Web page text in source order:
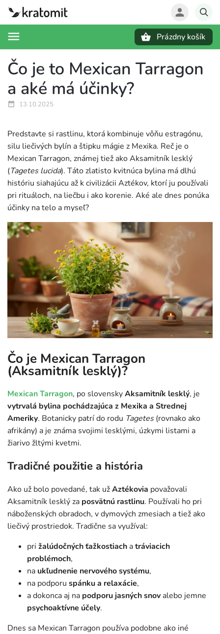
Prázdny košík
Čo je to Mexican Tarragon
a aké má účinky?
13.10.2025
Predstavte si rastlinu, ktorá kombinuje vôňu estragónu,
silu liečivých bylín a štipku mágie z Mexika. Reč je o
Mexican Tarragon, známej tiež ako Aksamitník lesklý
(Tagetes lucida). Táto zlatisto kvitnúca bylina má dlhú
históriu siahajúcu až k civilizácii Aztékov, ktorí ju používali
pri rituáloch, na liečbu i ako korenie. Aké ale dnes ponúka
účinky na telo a myseľ?
Čo je Mexican Tarragon
(Aksamitník lesklý)?
Mexican Tarragon, po slovenskyAksamitník lesklý, je
vytrvalá bylina pochádzajúca z Mexika a Strednej
Ameriky. Botanicky patrí do rodu Tagetes(rovnako ako
afrikány) a je známa svojimi lesklými, úzkymi listami a
žiarivo žltými kvetmi.
Tradičné použitie a história
Ako už bolo povedané, tak užAztékovia považovali
Aksamitník lesklý za posvätnú rastlinu. Používali ho pri
náboženských obradoch, v dymových zmesiach a tiež ako
liečivý prostriedok. Tradične sa využíval:
pri žalúdočných ťažkostiach atráviacich
problémoch,
na ukľudnenie nervového systému,
na podporu spánku a relaxácie,
a dokonca aj na podporu jasných snov alebo jemne
psychoaktívne účely.
Dnes sa Mexican Tarragon používa podobne ako iné